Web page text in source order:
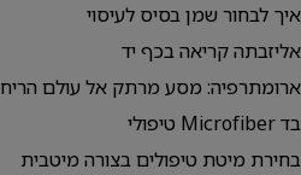
איך לבחור שמן בסיס לעיסוי
אליזבתה קריאה בכף יד
ארומתרפיה: מסע מרתק אל עולם
בד Microfiber טיפולי
בחירת מיטת טיפולים בצורה מיטבית